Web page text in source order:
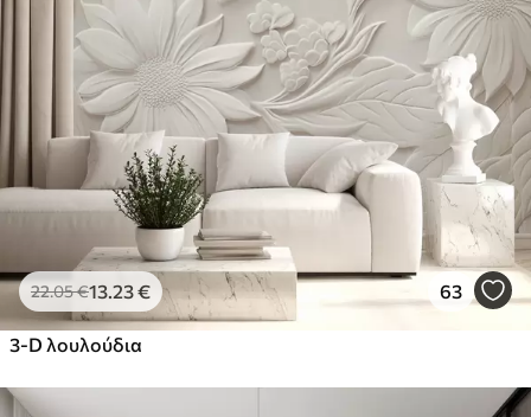
22.05€13 .23€ 63
3-D λουλούδια